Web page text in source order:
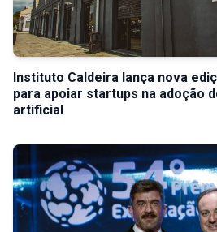
Instituto Caldeira lança nova
para apoiar startups na adoção
artificial